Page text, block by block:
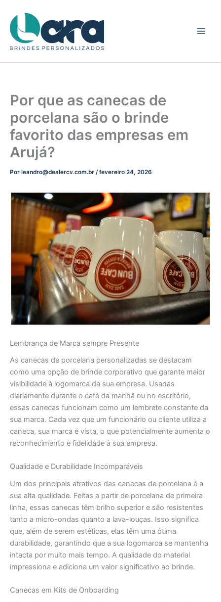
para
conteúdo
Por que as canecas de
porcelana são o brinde
favorito das empresas em
Arujá?
Por leandro@dealercv.com.br /fevereiro 24, 2026
Lembrança de Marca sempre Presente
As canecas de porcelana personalizadas se destacam
como uma opção de brinde corporativo que garante maior
visibilidade à logomarca da sua empresa. Usadas
diariamente durante o café da manhã ou no escritório,
essas canecas funcionam como um lembrete constante da
sua marca. Cada vez que um funcionário ou cliente utiliza a
caneca, sua marca é vista, o que potencialmente aumenta o
reconhecimento e fidelidade à sua empresa.
Qualidade e Durabilidade Incomparáveis
Um dos principais atrativos das canecas de porcelana é a
sua alta qualidade. Feitas a partir de porcelana de primeira
linha, essas canecas têm brilho superior e são resistentes
tanto a micro-ondas quanto a lava-louças. Isso significa
que, além de serem estéticas, elas têm uma ótima
durabilidade, garantindo que a sua logomarca se mantenha
intacta por muito mais tempo. A qualidade do material
impressiona e adiciona um valor significativo ao brinde.
Canecas em Kits de Onboarding